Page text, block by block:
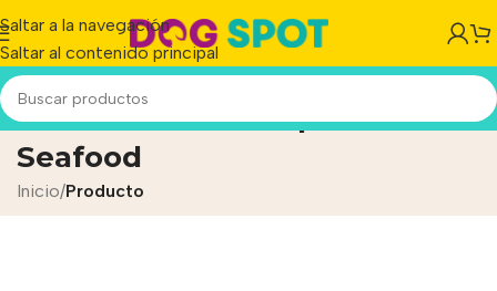
Saltar a la navegación
Saltar al contenido principal
Washable Kraft Paper
Seafood
Inicio/Producto